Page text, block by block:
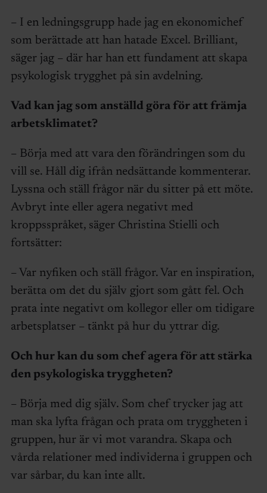
– I en ledningsgrupp hade jag en ekonomichef
som berättade att han hatade Excel. Brilliant,
säger jag – där har han ett fundament att skapa
psykologisk trygghet på sin avdelning.
Vad kan jag som anställd göra för att främja
arbetsklimatet?
– Börja med att vara den förändringen som du
vill se. Håll dig ifrån nedsättande kommenterar.
Lyssna och ställ frågor när du sitter på ett möte.
Avbryt inte eller agera negativt med
kroppsspråket, säger Christina Stielli och
fortsätter:
– Var nyfiken och ställ frågor. Var en inspiration,
berätta om det du själv gjort som gått fel. Och
prata inte negativt om kollegor eller om tidigare
arbetsplatser – tänkt på hur du yttrar dig.
Och hur kan du som chef agera för att stärka
den psykologiska tryggheten?
– Börja med dig själv. Som chef trycker jag att
man ska lyfta frågan och prata om tryggheten i
gruppen, hur är vi mot varandra. Skapa och
vårda relationer med individerna i gruppen och
var sårbar, du kan inte allt.